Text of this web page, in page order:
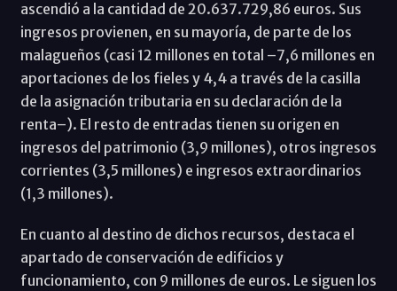
ascendió a la cantidad de 20.637.729,86 euros. Sus
ingresos provienen, en su mayoría, de parte de los
malagueños (casi 12 millones en total –7,6 millones en
aportaciones de los fieles y 4,4 a través de la casilla
de la asignación tributaria en su declaración de la
renta–). El resto de entradas tienen su origen en
ingresos del patrimonio (3,9 millones), otros ingresos
corrientes (3,5 millones) e ingresos extraordinarios
(1,3 millones).
En cuanto al destino de dichos recursos, destaca el
apartado de conservación de edificios y
funcionamiento, con 9 millones de euros. Le siguen los